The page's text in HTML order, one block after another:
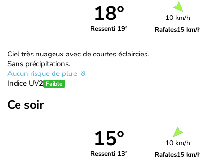
18°
Ressenti 19°
10 km/h
Rafales15 km/h
Ciel très nuageux avec de courtes éclaircies.
Sans précipitations.
Aucun risque de pluie
Indice UV2 Faible
Ce soir
15°
Ressenti 13°
10 km/h
Rafales15 km/h